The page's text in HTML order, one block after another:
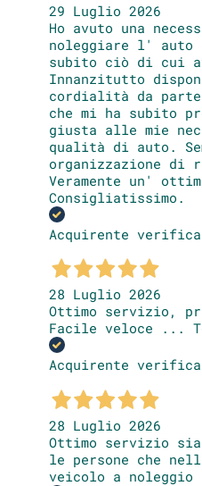
29 Luglio 2026
Ho avuto una
noleggiare l' auto
subito ciò di cui
Innanzitutto
cordialità da
che mi ha subito
giusta alle mie
qualità di auto.
organizzazione di
Veramente un'
Consigliatissimo.
Acquirente
28 Luglio 2026
Ottimo servizio,
Facile veloce ...
Acquirente
28 Luglio 2026
Ottimo servizio
le persone che
veicolo a noleggio